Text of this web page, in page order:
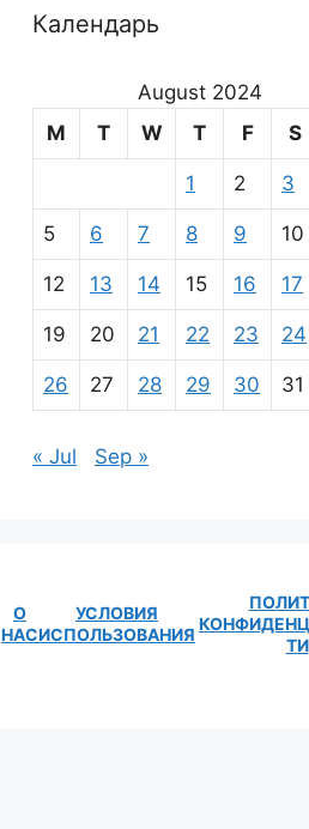
Календарь
August 2024
M
T W T F S
1 2 3
5 6 7 8 9 10
12 13 14 15 16 17
19 20 21 22 23 24
26 27 28 29 30 31
« Jul Sep »
О
НАС
УСЛОВИЯ
ИСПОЛЬЗОВАНИЯ
ТИ